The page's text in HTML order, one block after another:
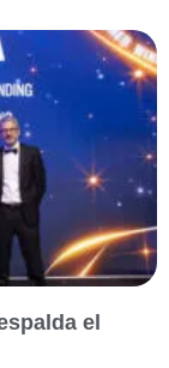
el